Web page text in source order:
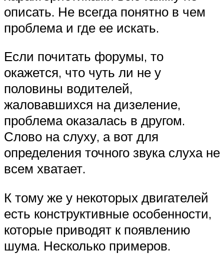
описать. Не всегда понятно в чем
проблема и где ее искать.
Если почитать форумы, то
окажется, что чуть ли не у
половины водителей,
жаловавшихся на дизеление,
проблема оказалась в другом.
Слово на слуху, а вот для
определения точного звука слуха не
всем хватает.
К тому же у некоторых двигателей
есть конструктивные особенности,
которые приводят к появлению
шума. Несколько примеров.